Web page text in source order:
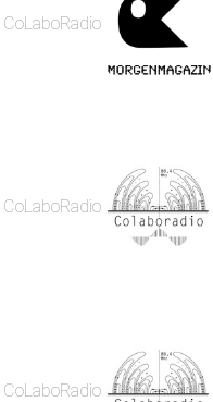
CoLaboRadio
CoLaboRadio
CoLaboRadio